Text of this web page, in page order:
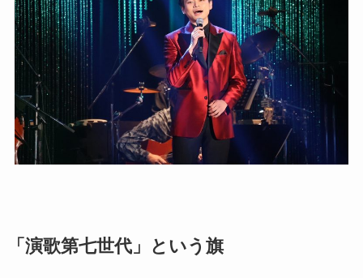
「演歌第七世代」という旗